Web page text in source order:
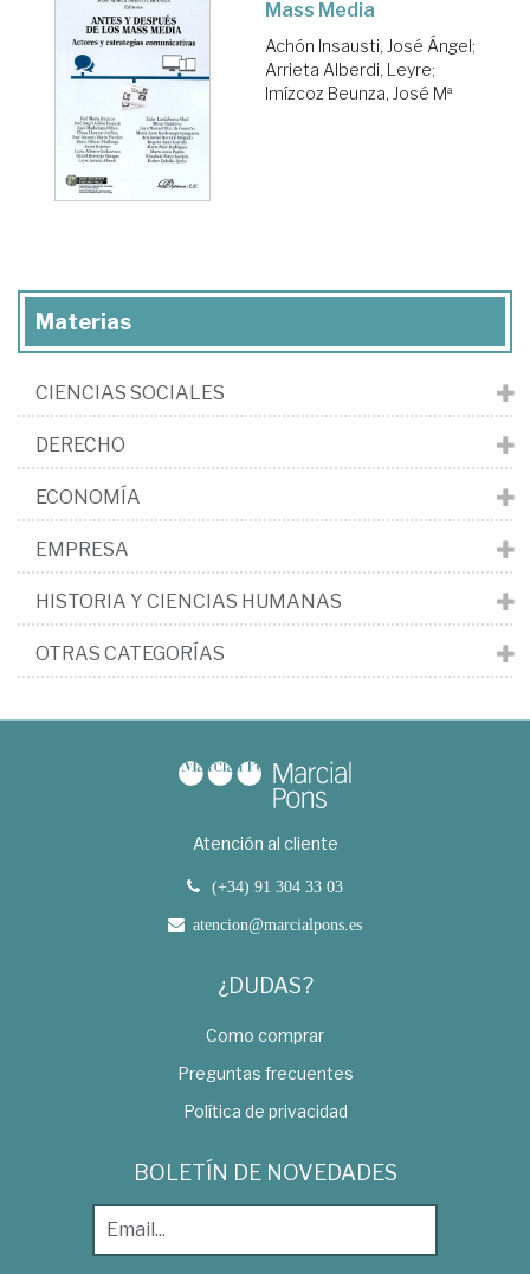
Mass Media
Achón Insausti, José Ángel;
Arrieta Alberdi, Leyre;
Imízcoz Beunza, José Mª
Materias
CIENCIAS SOCIALES
DERECHO
ECONOMÍA
EMPRESA
HISTORIA Y CIENCIAS HUMANAS
OTRAS CATEGORÍAS
Atención al cliente
(+34) 91 304 33 03
atencion@marcialpons.es
¿DUDAS?
Como comprar
Preguntas frecuentes
Política de privacidad
BOLETÍN DE NOVEDADES